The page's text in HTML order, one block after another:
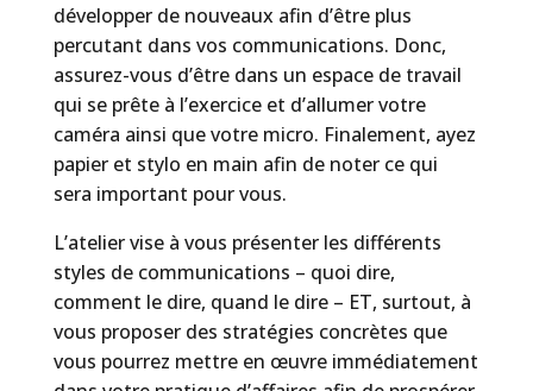
développer de nouveaux afin d’être plus
percutant dans vos communications. Donc,
assurez-vous d’être dans un espace de travail
qui se prête à l’exercice et d’allumer votre
caméra ainsi que votre micro. Finalement, ayez
papier et stylo en main afin de noter ce qui
sera important pour vous.
L’atelier vise à vous présenter les différents
styles de communications – quoi dire,
comment le dire, quand le dire – ET, surtout, à
vous proposer des stratégies concrètes que
vous pourrez mettre en œuvre immédiatement